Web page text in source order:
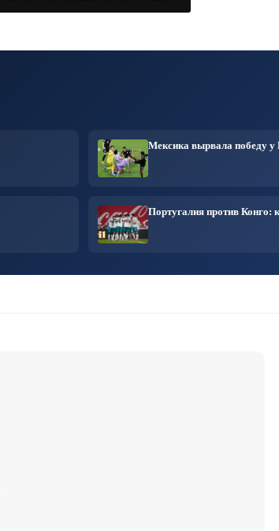
Мексика вырвала победу у
Португалия против Конго: